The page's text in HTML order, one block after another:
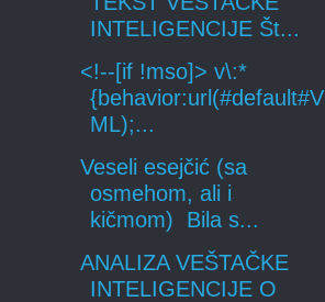
INTELIGENCIJE Št...
<!--[if !mso]> v\:*
{behavior:url(#default#V
ML);...
Veseli esejčić (sa
osmehom, ali i
kičmom) Bila s...
ANALIZA VEŠTAČKE
INTELIGENCIJE O